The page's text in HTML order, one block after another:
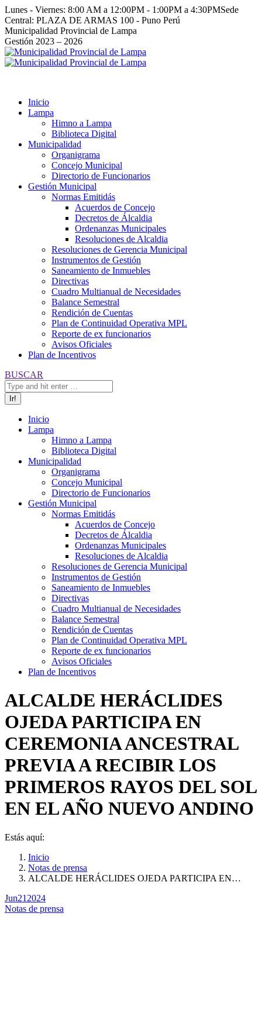
Saltar
al
contenido
Lunes - Viernes: 8:00 AM a 12:00PM - 1:00PM a 4:30PMSede
Central: PLAZA DE ARMAS 100 - Puno Perú
Facebook
page
opens
in
Instagram
page
opens
in
YouTube
page
opens
in
Twitter
page
opens
in
Municipalidad Provincial de Lampa
Gestión 2023 – 2026
Inicio
Lampa
Himno a Lampa
Biblioteca Digital
Municipalidad
Organigrama
Concejo Municipal
Directorio de Funcionarios
Gestión Municipal
Normas Emitidás
Acuerdos de Concejo
Decretos de Álcaldia
Ordenanzas Municipales
Resoluciones de Alcaldia
Resoluciones de Gerencia Municipal
Instrumentos de Gestión
Saneamiento de Inmuebles
Directivas
Cuadro Multianual de Necesidades
Balance Semestral
Rendición de Cuentas
Plan de Continuidad Operativa MPL
Reporte de ex funcionarios
Avisos Oficiales
Plan de Incentivos
Buscar:
BUSCAR
Inicio
Lampa
Himno a Lampa
Biblioteca Digital
Municipalidad
Organigrama
Concejo Municipal
Directorio de Funcionarios
Gestión Municipal
Normas Emitidás
Acuerdos de Concejo
Decretos de Álcaldia
Ordenanzas Municipales
Resoluciones de Alcaldia
Resoluciones de Gerencia Municipal
Instrumentos de Gestión
Saneamiento de Inmuebles
Directivas
Cuadro Multianual de Necesidades
Balance Semestral
Rendición de Cuentas
Plan de Continuidad Operativa MPL
Reporte de ex funcionarios
Avisos Oficiales
Plan de Incentivos
ALCALDE HERÁCLIDES
OJEDA PARTICIPA EN
CEREMONIA ANCESTRAL
PREVIA A RECIBIR LOS
PRIMEROS RAYOS DEL SOL
EN EL AÑO NUEVO ANDINO
Estás aquí:
Inicio
Notas de prensa
ALCALDE HERÁCLIDES OJEDA PARTICIPA EN…
Jun21 2024
Notas de prensa